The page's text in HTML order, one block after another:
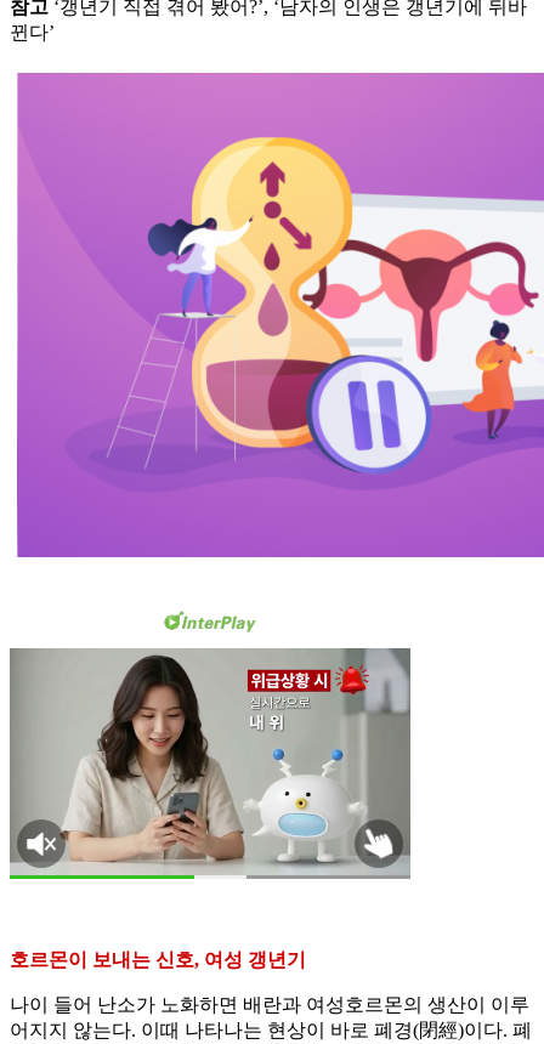
참고 ‘갱년기 직접 겪어 봤어?’, ‘남자의 인생은 갱년기에 뒤바
뀐다’
호르몬이 보내는 신호, 여성 갱년기
나이 들어 난소가 노화하면 배란과 여성호르몬의 생산이 이루
어지지 않는다. 이때 나타나는 현상이 바로 폐경(閉經)이다. 폐